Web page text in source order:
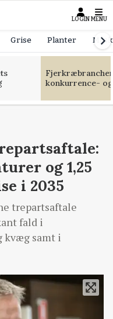
LOGIN MENU
Grise Planter
konkurrence-
og 1,25
i 2035
trepartsaftale
fald i
kvæg samt i